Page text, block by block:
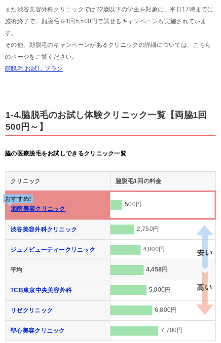
また渋谷美容外科クリニックでは22歳以下の学生を対象に、平日17時までに
施術終了で、顔脱毛を1回5,500円で試せるキャンペーンも実施されていま
す。
その他、顔脱毛のキャンペーンがあるクリニックの詳細については、こちら
のページをご覧ください。
顔脱毛 お試し プラン
1-4.脇脱毛のお試し体験クリニック一覧【両脇1回
500円～】
脇の医療脱毛をお試しできるクリニック一覧
クリニック 脇脱毛1回の料金
おすすめ!
湘南美容クリニック
500円
渋谷美容外科クリニック 2,750円
ジュノビューティークリニック 4,000円
平均 4,458円
TCB東京中央美容外科 5,000円
リゼクリニック 6,800円
聖心美容クリニック 7,700円